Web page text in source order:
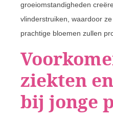
groeiomstandigheden
vlinderstruiken, waardoor
prachtige bloemen zullen
ziekten
bij jonge